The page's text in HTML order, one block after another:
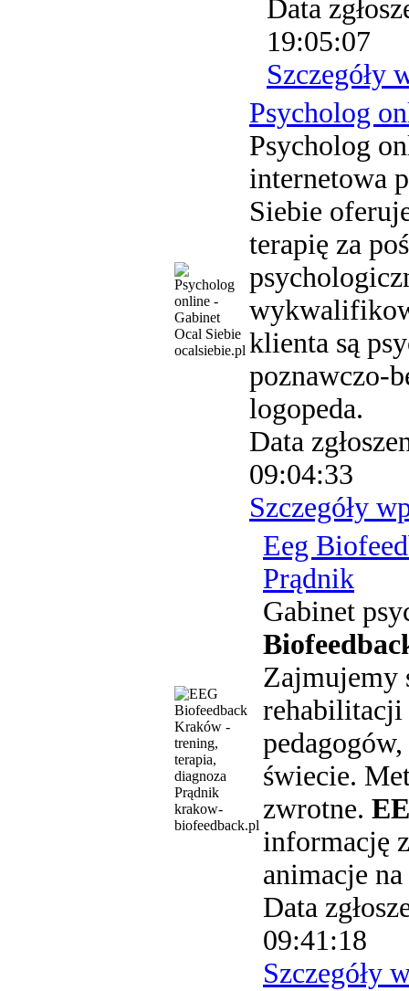
Data
19:05:07
Szczegóły
ocalsiebie.pl
Psycholog
Psycholog
internetowa
Siebie
terapię za
klienta są
poznawczo-
logopeda.
Data
09:04:33
Szczegóły
krakow-
biofeedback.pl
Eeg
Prądnik
Gabinet
Zajmujemy
rehabilitacji
świecie.
zwrotne.
informację
animacje
Data
09:41:18
Szczegóły